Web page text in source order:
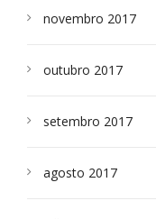
novembro 2017
outubro 2017
setembro 2017
agosto 2017